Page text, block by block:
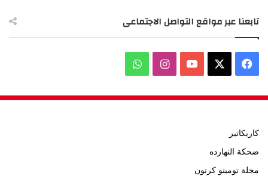
تابعنا عبر مواقع التواصل الاجتماعى
فيسبوك ‫YouTubeانستقرامواتساب
كاريكاتير
ضحكة النهارده
مجلة توميتو كرتون